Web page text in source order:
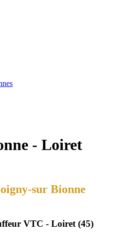
- Loiret
sur Bionne
VTC - Loiret (45)